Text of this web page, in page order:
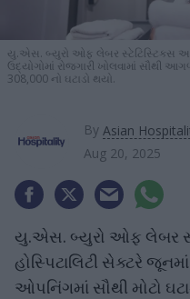
યુ.એસ. બ્યુરો ઓફ લેબર સ્ટેટિસ્ટિક્સ
ઉદ્યોગોમાં રોજગારી ખોલવામાં સૌથી
308,000 નો ઘટાડો થયો.
By Asian
Aug 20, 2025
યુ.એસ. બ્યુરો ઓફ લેબર
હોસ્પિટાલિટી સેક્ટરે
ઓપનિંગમાં સૌથી મોટો